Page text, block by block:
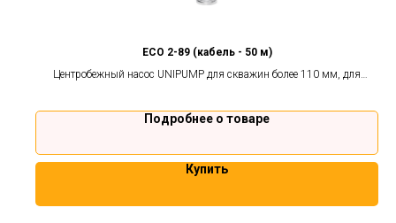
ECO 2-89 (кабель - 50 м)
Центробежный насос UNIPUMP для скважин более 110 мм, для
Подробнее о товаре
Купить